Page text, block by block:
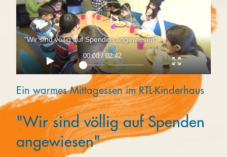
Unternehmen
"Wir sind völlig auf Spenden angewiesen"
00:00 / 02:42
Ein warmes Mittagessen im RTL-Kinderhaus
"Wir sind völlig auf Spenden
angewiesen"